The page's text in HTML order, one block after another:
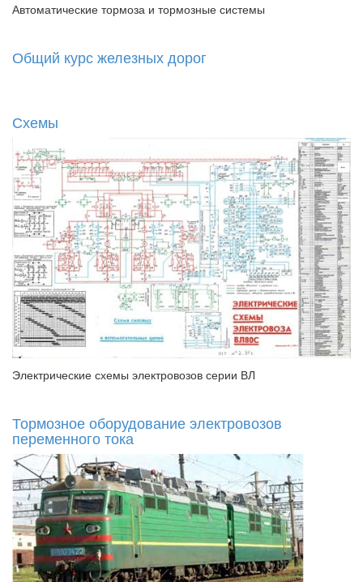
Автоматические тормоза и тормозные системы
Общий курс железных дорог
Схемы
Электрические схемы электровозов серии ВЛ
Тормозное оборудование электровозов
переменного тока